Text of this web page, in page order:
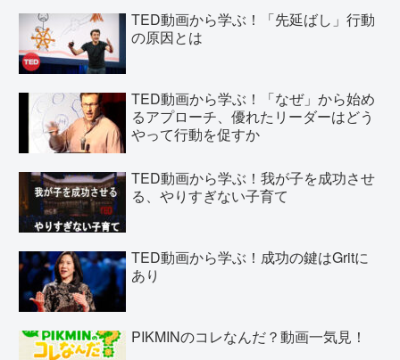
TED動画から学ぶ！「先延ばし」行動
の原因とは
TED動画から学ぶ！「なぜ」から始め
るアプローチ、優れたリーダーはどう
やって行動を促すか
TED動画から学ぶ！我が子を成功させ
る、やりすぎない子育て
TED動画から学ぶ！成功の鍵はGritに
あり
PIKMINのコレなんだ？動画一気見！